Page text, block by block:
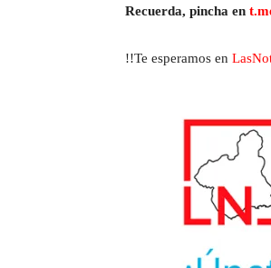
Recuerda, pincha en
!!Te esperamos en